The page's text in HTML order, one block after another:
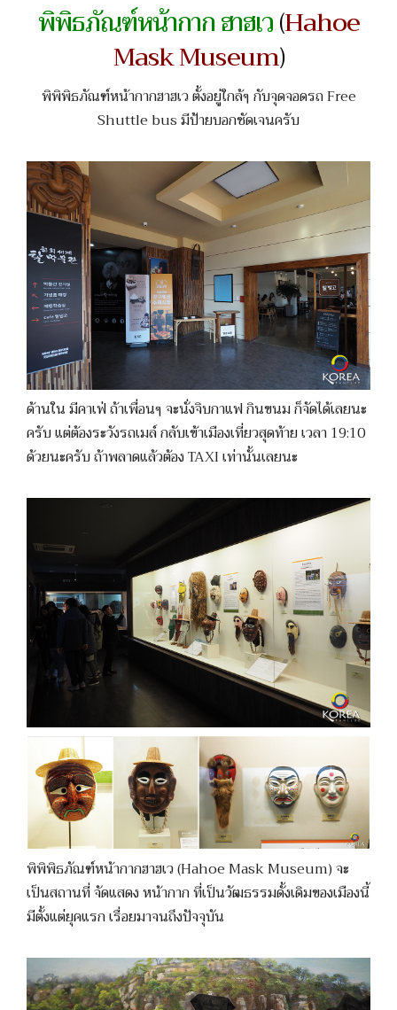
พิพิธภัณฑ์หน้ากาก ฮาฮเว(Hahoe
Mask Museum)
พิพิพิธภัณฑ์หน้ากากฮาฮเว ตั้งอยู่ใกล้ๆ กับจุดจอดรถ Free
Shuttle bus มีป้ายบอกชัดเจนครับ
ด้านใน มีคาเฟ่ ถ้าเพื่อนๆ จะนั่งจิบกาแฟ กินขนม ก็จัดได้เลยนะ
ครับ แต่ต้องระวังรถเมล์ กลับเข้าเมืองเที่ยวสุดท้าย เวลา 19:10
ด้วยนะครับ ถ้าพลาดแล้วต้อง TAXI เท่านั้นเลยนะ
พิพิพิธภัณฑ์หน้ากากฮาฮเว (Hahoe Mask Museum) จะ
เป็นสถานที่ จัดแสดง หน้ากาก ที่เป็นวัฒธรรมดั้งเดิมของเมืองนี้
มีตั้งแต่ยุคแรก เรื่อยมาจนถึงปัจจุบัน